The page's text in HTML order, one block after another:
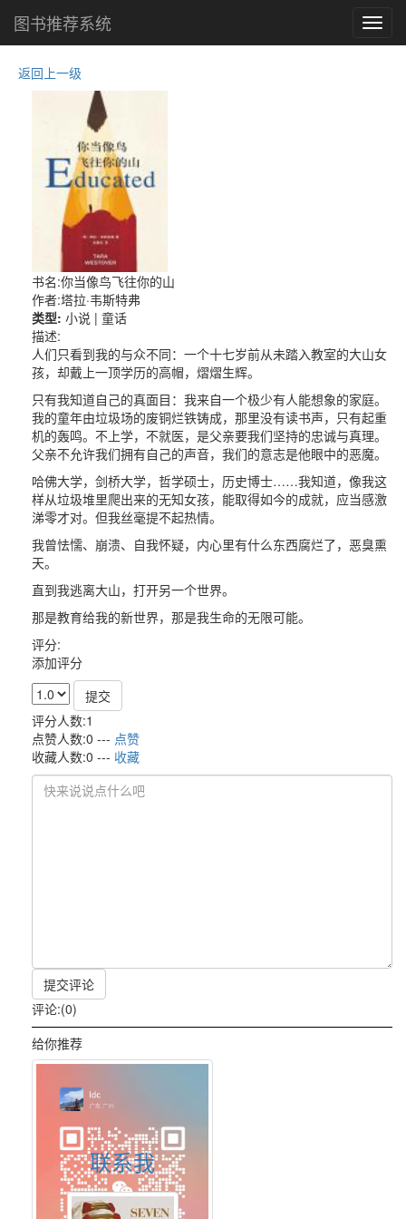
图书推荐系统
返回上一级
书名:你当像鸟飞往你的山
作者:塔拉·韦斯特弗
类型: 小说 | 童话
描述:
人们只看到我的与众不同：一个十七岁前从未踏入教室的大山女
孩，却戴上一顶学历的高帽，熠熠生辉。
只有我知道自己的真面目：我来自一个极少有人能想象的家庭。
我的童年由垃圾场的废铜烂铁铸成，那里没有读书声，只有起重
机的轰鸣。不上学，不就医，是父亲要我们坚持的忠诚与真理。
父亲不允许我们拥有自己的声音，我们的意志是他眼中的恶魔。
哈佛大学，剑桥大学，哲学硕士，历史博士……我知道，像我这
样从垃圾堆里爬出来的无知女孩，能取得如今的成就，应当感激
涕零才对。但我丝毫提不起热情。
我曾怯懦、崩溃、自我怀疑，内心里有什么东西腐烂了，恶臭熏
天。
直到我逃离大山，打开另一个世界。
那是教育给我的新世界，那是我生命的无限可能。
评分:
添加评分
提交
评分人数:1
点赞人数:0 --- 点赞
收藏人数:0 --- 收藏
提交评论
评论:(0)
给你推荐
联系我